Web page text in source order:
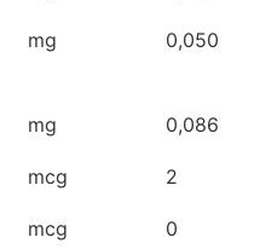
mg 0,050
mg 0,086
mcg 2
mcg 0